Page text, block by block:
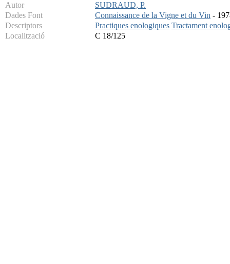
Autor
SUDRAUD, P.
Dades Font
Connaissance de la Vigne et du Vin -
Descriptors
Practiques enologiques Tractament
Localització
C 18/125